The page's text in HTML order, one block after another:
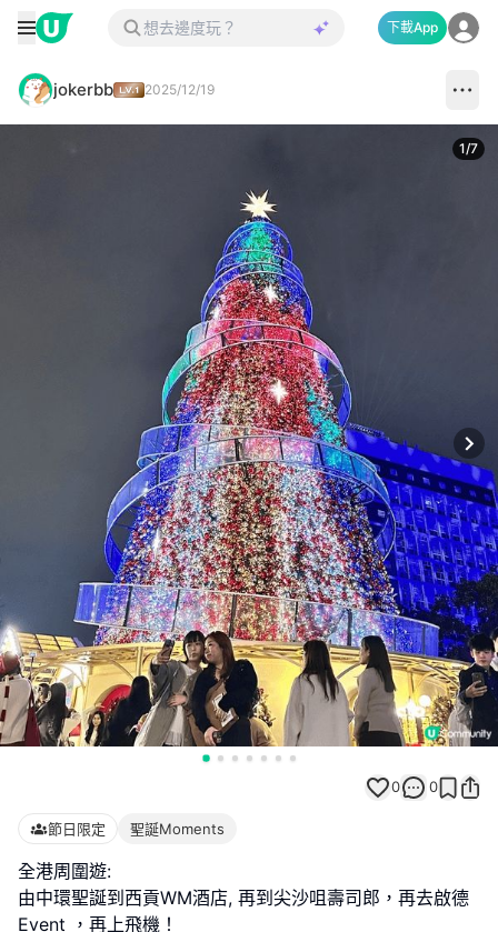
下載App
jokerbb 2025/12/19
1/7
0 0
節日限定 聖誕Moments
全港周圍遊:
由中環聖誕到西貢WM酒店, 再到尖沙咀壽司郎，再去啟德